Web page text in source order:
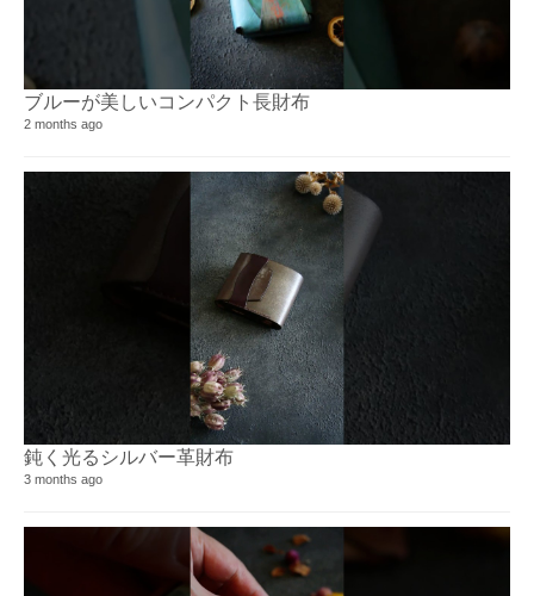
ブルーが美しいコンパクト長財布
2 months ago
鈍く光るシルバー革財布
3 months ago